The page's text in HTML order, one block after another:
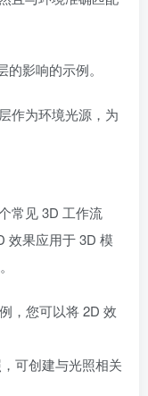
影响的示例。
作为环境光源，为
常见 3D 工作流
效果应用于 3D 模
，您可以将 2D 效
可创建与光照相关